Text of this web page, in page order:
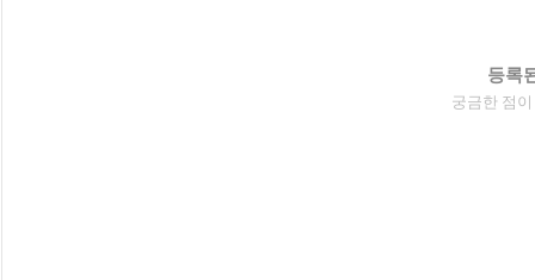
등록
궁금한 점